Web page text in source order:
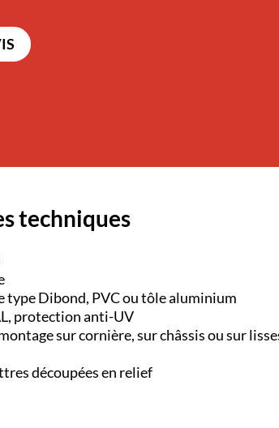
techniques
type Dibond, PVC ou tôle aluminium
protection anti-UV
sur cornière, sur châssis ou sur
découpées en relief